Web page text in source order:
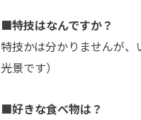
■特技はなんですか？
特技かは分かりませんが
光景です）
■好きな食べ物は？